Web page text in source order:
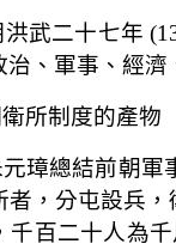
洪武二十七年
、軍事、經
所制度的產物
璋總結前朝
，分屯設兵
千百二十人為